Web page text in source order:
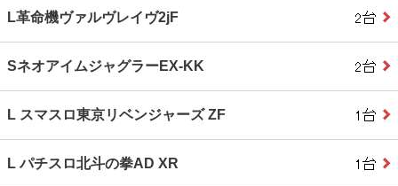
L革命機ヴァルヴレイヴ2jF
SネオアイムジャグラーEX-KK
L スマスロ東京リベンジャーズ ZF
L パチスロ北斗の拳AD XR